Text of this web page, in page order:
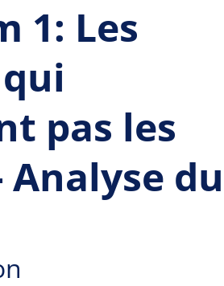
1: Les
pas les
du